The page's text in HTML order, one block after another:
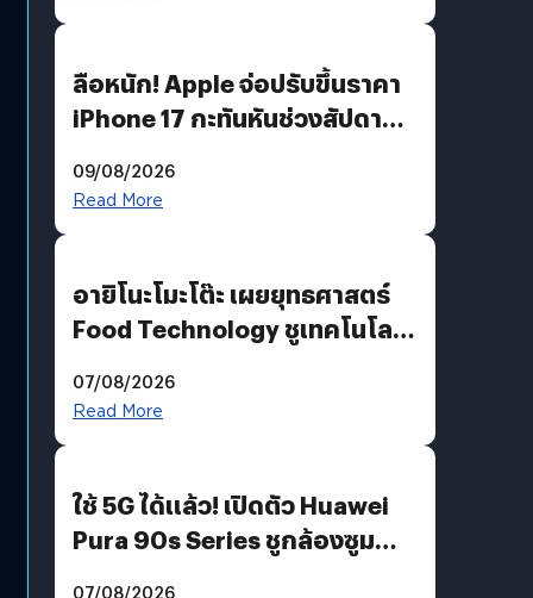
ลือหนัก! Apple จ่อปรับขึ้นราคา
iPhone 17 กะทันหันช่วงสัปดาห์ที่
09/08/2026
Read More
อายิโนะโมะโต๊ะ เผยยุทธศาสตร์
Food Technology ชูเทคโนโลยี
บริโภคและ B2B
07/08/2026
Read More
ใช้ 5G ได้แล้ว! เปิดตัว Huawei
Pura 90s Series ชูกล้องซูม
07/08/2026